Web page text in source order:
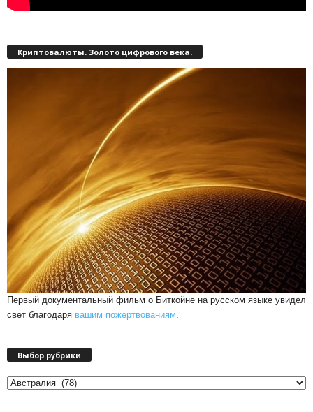
Криптовалюты. Золото цифрового века.
Первый документальный фильм о Биткойне на русском языке увидел
свет благодаря вашим пожертвованиям
Выбор рубрики
Выбор